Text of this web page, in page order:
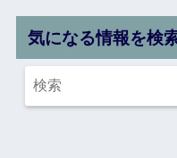
気になる情報を検